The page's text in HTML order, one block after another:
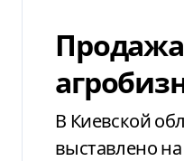
Продажа
В Киевской
выставлено